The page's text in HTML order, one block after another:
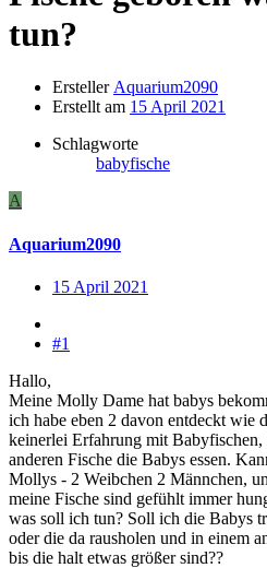
tun?
Ersteller Aquarium2090
Erstellt am 15 April 2021
Schlagworte
babyfische
A
Aquarium2090
15 April 2021
#1
Hallo,
Meine Molly Dame hat babys
ich habe eben 2 davon entdeckt wie
keinerlei Erfahrung mit Babyfischen,
anderen Fische die Babys essen.
Mollys - 2 Weibchen 2 Männchen,
meine Fische sind gefühlt immer
was soll ich tun? Soll ich die Babys
oder die da rausholen und in einem
bis die halt etwas größer sind??